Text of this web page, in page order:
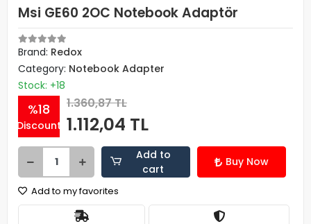
Msi GE60 2OC Notebook Adaptör
Brand: Redox
Category: Notebook Adapter
Stock: +18
%18
Discount
1.360,87 TL
1.112,04 TL
Add to
cart
Buy Now
Add to my favorites